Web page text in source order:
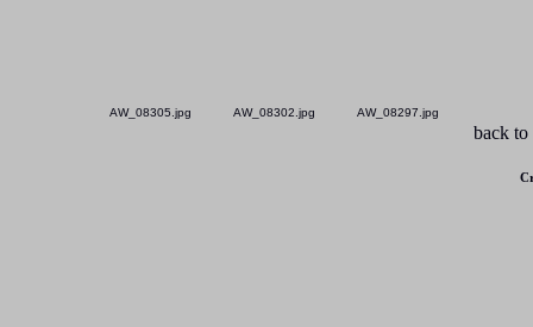
AW_08305.jpg AW_08302.jpg AW_08297.jpg
back to